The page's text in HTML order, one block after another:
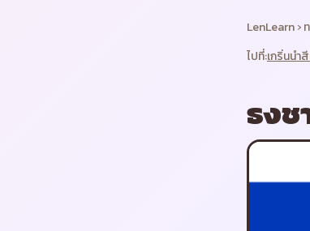
LenLearn›
ไปที่:เกริ่นนำ
ธงช